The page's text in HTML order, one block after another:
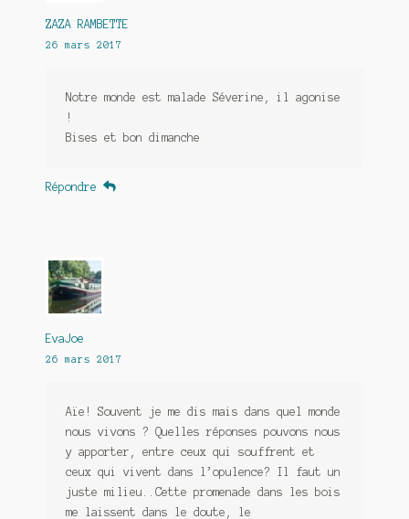
ZAZA RAMBETTE
26 mars 2017
Notre monde est malade Séverine, il agonise
!
Bises et bon dimanche
Répondre
EvaJoe
26 mars 2017
Aïe! Souvent je me dis mais dans quel monde
nous vivons ? Quelles réponses pouvons nous
y apporter, entre ceux qui souffrent et
ceux qui vivent dans l’opulence? Il faut un
juste milieu..Cette promenade dans les bois
me laissent dans le doute, le